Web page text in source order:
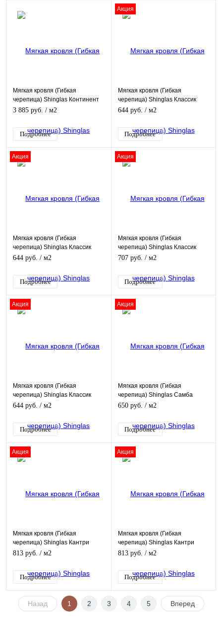
Мягкая кровля (Гибкая
черепица) Shinglas Континент
Антарктида
3 885 руб. / м2
Подробнее
Акция
Мягкая кровля (Гибкая
черепица) Shinglas Классик
Кадриль Ольха
644 руб. / м2
Подробнее
Акция
Мягкая кровля (Гибкая
черепица) Shinglas Классик
Кадриль Финик
644 руб. / м2
Подробнее
Акция
Мягкая кровля (Гибкая
черепица) Shinglas Классик
Кадриль Клен
707 руб. / м2
Подробнее
Акция
Мягкая кровля (Гибкая
черепица) Shinglas Классик
Кадриль Дуб
644 руб. / м2
Подробнее
Акция
Мягкая кровля (Гибкая
черепица) Shinglas Самба
Шунгит
650 руб. / м2
Подробнее
Акция
Мягкая кровля (Гибкая
черепица) Shinglas Кантри
Серый
813 руб. / м2
Подробнее
Акция
Мягкая кровля (Гибкая
черепица) Shinglas Кантри
Бронза
813 руб. / м2
Подробнее
Назад 1 2 3 4 5 Вперед